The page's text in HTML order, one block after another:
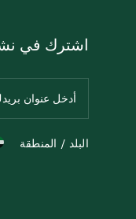
اشترك في
البلد / المنطقة